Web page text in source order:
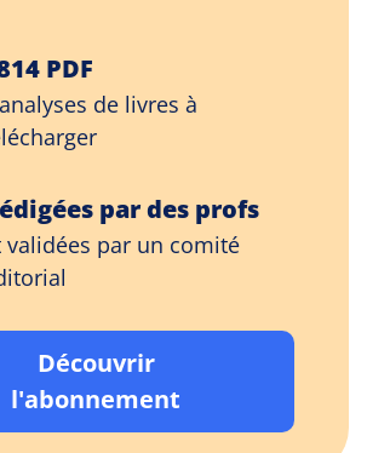
PDF
de livres à
par des profs
validées par un comité
Découvrir
l'abonnement